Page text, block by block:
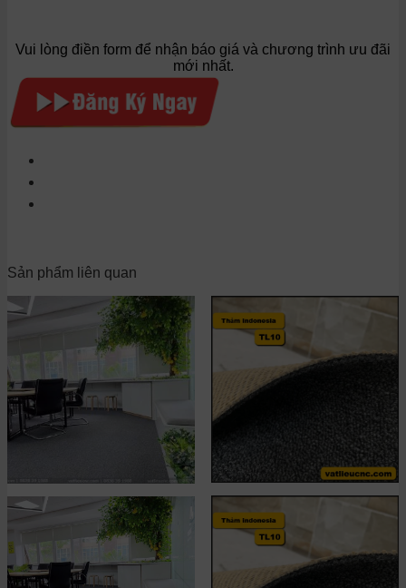
Vui lòng điền form để nhận báo giá và chương trình ưu đãi
mới nhất.
Sản phẩm liên quan